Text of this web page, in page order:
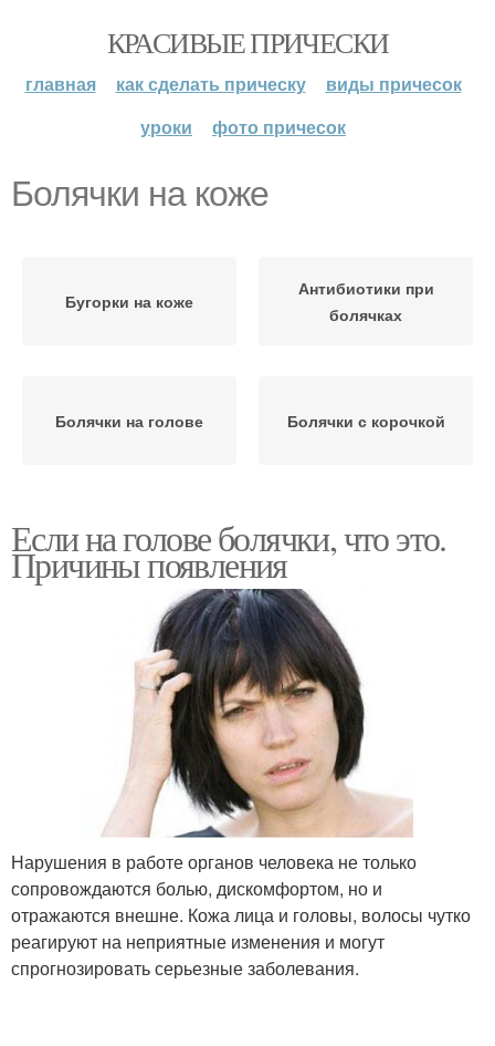
КРАСИВЫЕ ПРИЧЕСКИ
главная как сделать прическу
виды причесок
уроки
фото причесок
Болячки на коже
Бугорки на коже
Антибиотики при
болячках
Болячки на голове Болячки с корочкой
Если на голове болячки, что это.
Причины появления
Нарушения в работе органов человека не только
сопровождаются болью, дискомфортом, но и
отражаются внешне. Кожа лица и головы, волосы чутко
реагируют на неприятные изменения и могут
спрогнозировать серьезные заболевания.